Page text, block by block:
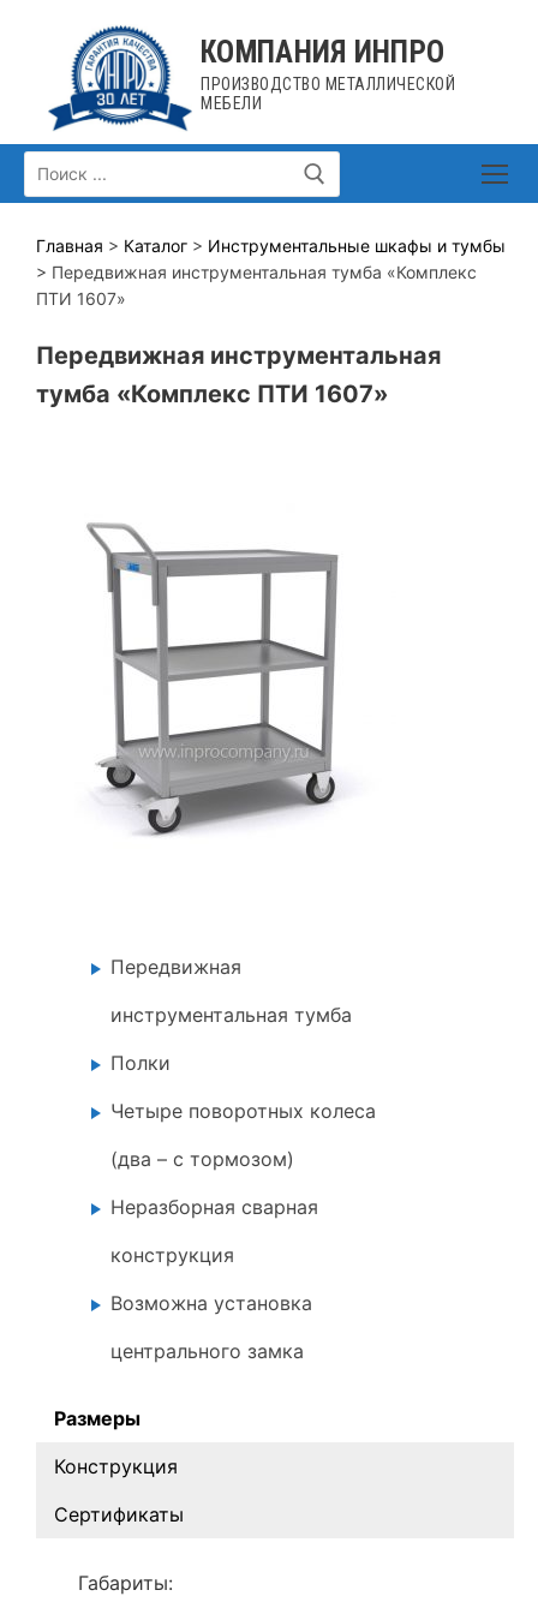
содержимому
КОМПАНИЯ ИНПРО
ПРОИЗВОДСТВО МЕТАЛЛИЧЕСКОЙ
МЕБЕЛИ
Искать:
Главная > Каталог > Инструментальные шкафы и тумбы
> Передвижная инструментальная тумба «Комплекс
ПТИ 1607»
Передвижная инструментальная
тумба «Комплекс ПТИ 1607»
Передвижная
инструментальная тумба
Полки
Четыре поворотных колеса
(два – с тормозом)
Неразборная сварная
конструкция
Возможна установка
центрального замка
Размеры
Конструкция
Сертификаты
Габариты: